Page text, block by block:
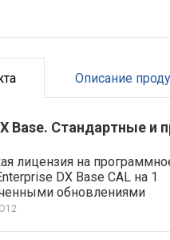
Описание
Base. Стандартные и
лицензия на
DX Base CAL на 1
обновлениями